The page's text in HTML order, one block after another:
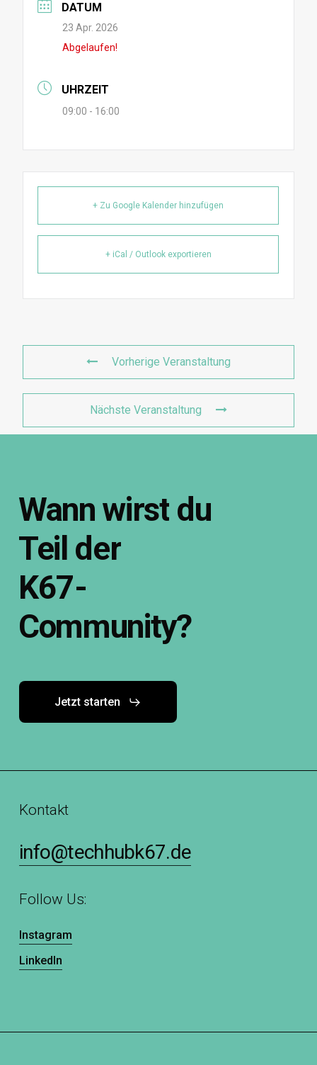
DATUM
23 Apr. 2026
Abgelaufen!
UHRZEIT
09:00 - 16:00
+ Zu Google Kalender hinzufügen
+ iCal / Outlook exportieren
Vorherige Veranstaltung
Nächste Veranstaltung
Wann wirst du
Teil der
K67-
Community?
Jetzt starten
Kontakt
info@techhubk67.de
Follow Us:
Instagram
LinkedIn